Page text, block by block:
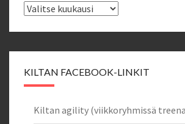
Uutisarkisto
KILTAN FACEBOOK-LINKIT
Kiltan agility (viikkoryhmissä